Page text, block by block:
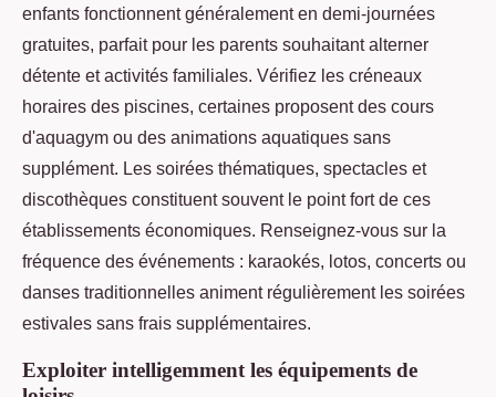
enfants fonctionnent généralement en demi-journées
gratuites, parfait pour les parents souhaitant alterner
détente et activités familiales. Vérifiez les créneaux
horaires des piscines, certaines proposent des cours
d'aquagym ou des animations aquatiques sans
supplément. Les soirées thématiques, spectacles et
discothèques constituent souvent le point fort de ces
établissements économiques. Renseignez-vous sur la
fréquence des événements : karaokés, lotos, concerts ou
danses traditionnelles animent régulièrement les soirées
estivales sans frais supplémentaires.
Exploiter intelligemment les équipements de